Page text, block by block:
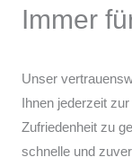
Immer
Unser
Ihnen jederzeit
Zufriedenheit zu
schnelle und